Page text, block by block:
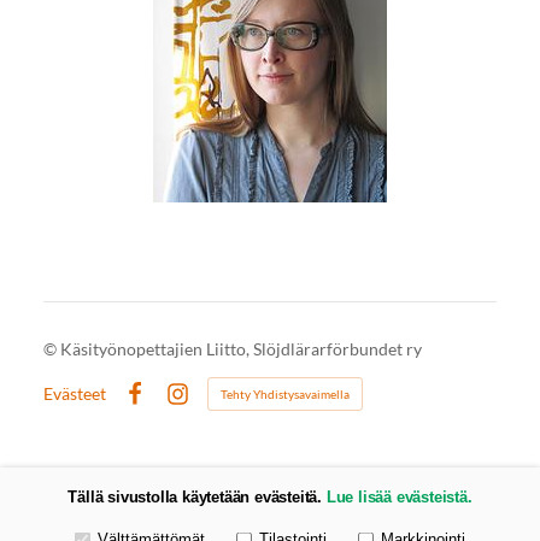
© Käsityönopettajien Liitto, Slöjdlärarförbundet ry
Evästeet
Instagram
Tehty Yhdistysavaimella
Tällä sivustolla käytetään evästeitä. Lue lisää evästeistä.
Valitse käytettävät evästeet